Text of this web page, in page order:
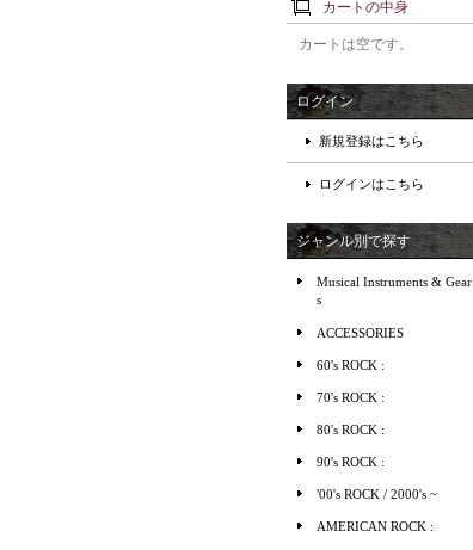
カートの中身
カートは空です。
ログイン
新規登録はこちら
ログインはこちら
ジャンル別で探す
Musical Instruments & Gear
s
ACCESSORIES
60's ROCK :
70's ROCK :
80's ROCK :
90's ROCK :
'00's ROCK / 2000's ~
AMERICAN ROCK :